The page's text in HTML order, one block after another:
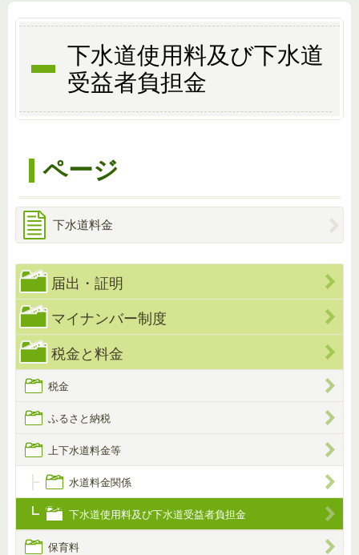
下水道使用料及び下水道
受益者負担金
ページ
下水道料金
届出・証明
マイナンバー制度
税金と料金
税金
ふるさと納税
上下水道料金等
水道料金関係
下水道使用料及び下水道受益者負担金
保育料